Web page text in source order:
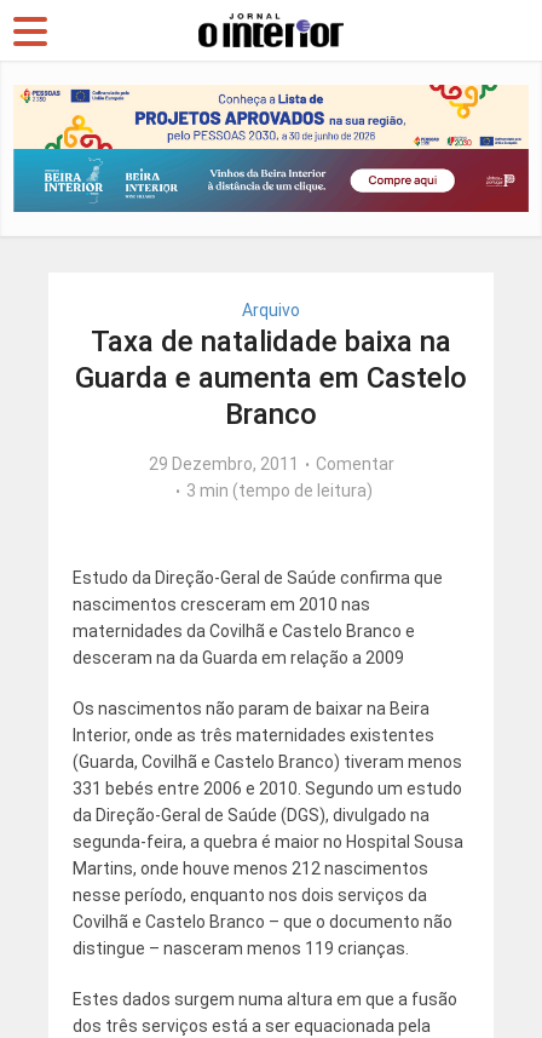
Arquivo
Taxa de natalidade baixa na
Guarda e aumenta em Castelo
Branco
29 Dezembro, 2011
Comentar
3 min (tempo de leitura)
Estudo da Direção-Geral de Saúde confirma que
nascimentos cresceram em 2010 nas
maternidades da Covilhã e Castelo Branco e
desceram na da Guarda em relação a 2009
Os nascimentos não param de baixar na Beira
Interior, onde as três maternidades existentes
(Guarda, Covilhã e Castelo Branco) tiveram menos
331 bebés entre 2006 e 2010. Segundo um estudo
da Direção-Geral de Saúde (DGS), divulgado na
segunda-feira, a quebra é maior no Hospital Sousa
Martins, onde houve menos 212 nascimentos
nesse período, enquanto nos dois serviços da
Covilhã e Castelo Branco – que o documento não
distingue – nasceram menos 119 crianças.
Estes dados surgem numa altura em que a fusão
dos três serviços está a ser equacionada pela